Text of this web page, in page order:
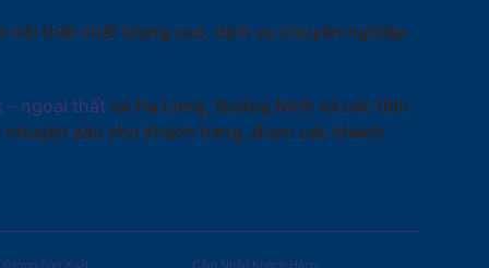
nội thất chất lượng cao, dịch vụ chuyên nghiệp.
ngoại thất tại Hạ Long, Quảng Ninh và các tỉnh
sâu cho khách hàng, được các khách
Xưởng Sản Xuất Cảm Nhận Khách Hàng